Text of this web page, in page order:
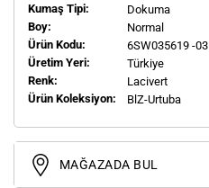
Kumaş Tipi:
Dokuma
Boy:
Normal
Ürün Kodu:
6SW035619 -03
Üretim Yeri:
Türkiye
Renk:
Lacivert
Ürün Koleksiyon:
BlZ-Urtuba
MAĞAZADA BUL